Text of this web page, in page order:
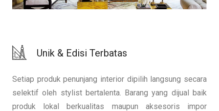
Unik & Edisi Terbatas
Setiap produk penunjang interior dipilih langsung secara
selektif oleh stylist bertalenta. Barang yang dijual baik
produk lokal berkualitas maupun aksesoris impor